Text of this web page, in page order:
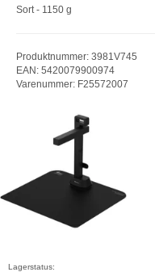
Sort - 1150 g
Produktnummer: 3981V745
EAN: 5420079900974
Varenummer: F25572007
Lagerstatus: